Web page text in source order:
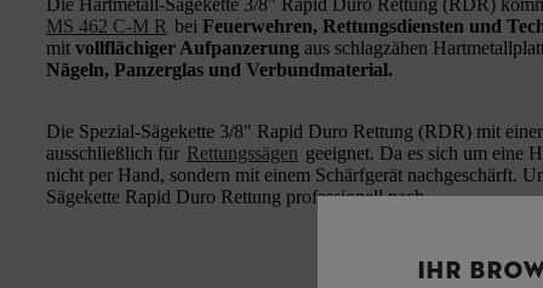
MS 462 C-M R bei Feuerwehren, Rettungsdiensten und
mit vollflächiger Aufpanzerung aus schlagzähen
Nägeln, Panzerglas und Verbundmaterial.
Die Spezial-Sägekette 3/8" Rapid Duro Rettung (RDR) mit
ausschließlich für Rettungssägen geeignet. Da es sich um eine
nicht per Hand, sondern mit einem Schärfgerät nachgeschärft.
Sägekette Rapid Duro Rettung professionell nach.
IHR